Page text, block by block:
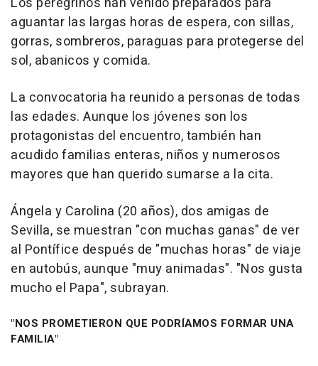
aguantar las largas horas de espera, con sillas,
gorras, sombreros, paraguas para protegerse del
sol, abanicos y comida.
La convocatoria ha reunido a personas de todas
las edades. Aunque los jóvenes son los
protagonistas del encuentro, también han
acudido familias enteras, niños y numerosos
mayores que han querido sumarse a la cita.
Ángela y Carolina (20 años), dos amigas de
Sevilla, se muestran "con muchas ganas" de ver
al Pontífice después de "muchas horas" de viaje
en autobús, aunque "muy animadas". "Nos gusta
mucho el Papa", subrayan.
"NOS PROMETIERON QUE PODRÍAMOS FORMAR UNA
FAMILIA"